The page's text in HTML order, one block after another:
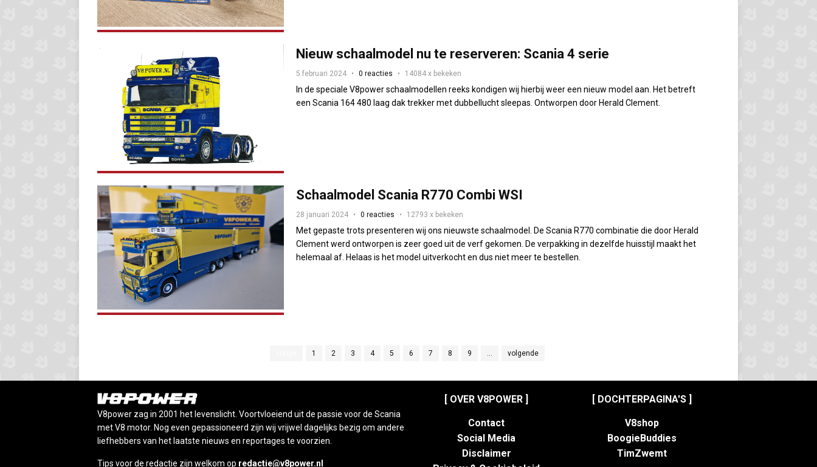
Nieuw schaalmodel nu te reserveren: Scania 4 serie
5 februari 2024 0 reacties 14084 x bekeken
In de speciale V8power schaalmodellen reeks kondigen wij hierbij weer een nieuw model aan. Het betreft
een Scania 164 480 laag dak trekker met dubbellucht sleepas. Ontworpen door Herald Clement.
Schaalmodel Scania R770 Combi WSI
28 januari 2024 0 reacties 12793 x bekeken
Met gepaste trots presenteren wij ons nieuwste schaalmodel. De Scania R770 combinatie die door Herald
Clement werd ontworpen is zeer goed uit de verf gekomen. De verpakking in dezelfde huisstijl maakt het
helemaal af. Helaas is het model uitverkocht en dus niet meer te bestellen.
1 2 3 4 5 6 7 8 9 ... volgende
V8power zag in 2001 het levenslicht. Voortvloeiend uit de passie voor de Scania
met V8 motor. Nog even gepassioneerd zijn wij vrijwel dagelijks bezig om andere
liefhebbers van het laatste nieuws en reportages te voorzien.
Tips voor de redactie zijn welkom op redactie@v8power.nl
[ OVER V8POWER ]
Contact
Social Media
Disclaimer
[ DOCHTERPAGINA'S ]
V8shop
BoogieBuddies
TimZwemt